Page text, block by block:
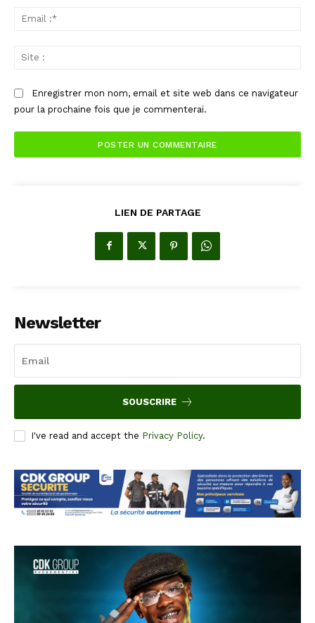
Enregistrer mon nom, email et site web dans ce navigateur
pour la prochaine fois que je commenterai.
LIEN DE PARTAGE
Newsletter
SOUSCRIRE
I've read and accept the Privacy Policy.